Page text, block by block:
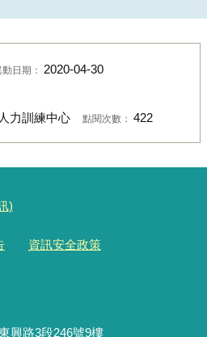
日期： 2020-04-30
力訓練中心 點閱次數： 422
)
資訊安全政策
興路3段246號9樓